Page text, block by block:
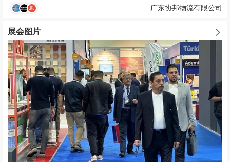
广东协邦物流有限公司
展会图片